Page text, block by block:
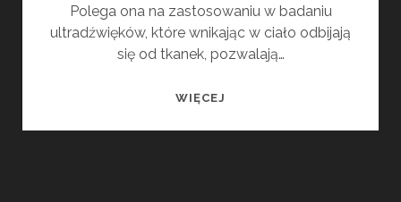
Polega ona na zastosowaniu w badaniu
ultradźwięków, które wnikając w ciało odbijają
się od tkanek, pozwalają…
WIĘCEJ